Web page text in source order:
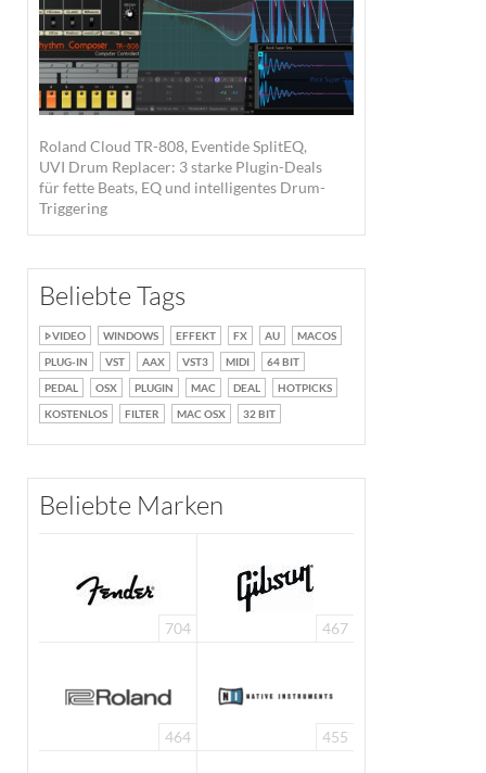
Roland Cloud TR-808, Eventide SplitEQ,
UVI Drum Replacer: 3 starke Plugin-Deals
für fette Beats, EQ und intelligentes Drum-
Triggering
Beliebte Tags
VIDEO WINDOWS EFFEKT FX AU
MACOS
PLUG-IN
VST AAX VST3 MIDI
64 BIT
PEDAL
OSX PLUGIN MAC DEAL
HOTPICKS
KOSTENLOS
FILTER MAC OSX 32 BIT
Beliebte Marken
704 467
464 455